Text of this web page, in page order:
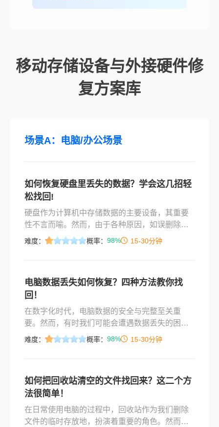
移动存储设备与外接硬件修
复方案库
场景A：电脑/办公场景
如何恢复硬盘里丢失的数据？学会这几招轻
松找回!
硬盘作为计算机中存储数据的主要设备，其重要
性不言而喻。然而，由于各种原因，如误删除、
格式化、病毒攻击、硬盘损坏等，硬盘中的数据
详细介绍几种常见的硬盘数据恢复方法，帮助用
户解决这一问题。
难度： 概率： 98% 15-30分钟
电脑数据丢失如何恢复？四种方法教你找
回！
​在数字化时代，电脑数据的安全与完整至关重
要。然而，有时我们可能会遭遇数据丢失的困
境，这可能是由于硬件故障、软件问题、人为误
难度： 概率： 98% 15-30分钟
如何把回收站清空的文件找回来？这二个方
法很简单！
在日常使用电脑的过程中，回收站作为我们删除
文件的临时存放地，扮演着重要的角色。然而，